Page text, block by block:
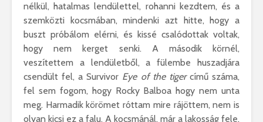
nélkül, hatalmas lendülettel, rohanni kezdtem, és a
szemközti kocsmában, mindenki azt hitte, hogy a
buszt próbálom elérni, és kissé csalódottak voltak,
hogy nem kerget senki. A második körnél,
veszítettem a lendületből, a fülembe huszadjára
csendült fel, a Survivor Eye of the tigercímű száma,
fel sem fogom, hogy Rocky Balboa hogy nem unta
meg. Harmadik körömet róttam mire rájöttem, nem is
olyan kicsi ez a falu. A kocsmánál, már a lakosság fele,